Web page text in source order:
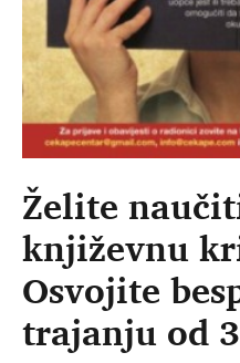
Želite
književnu
Osvojite
trajanju od